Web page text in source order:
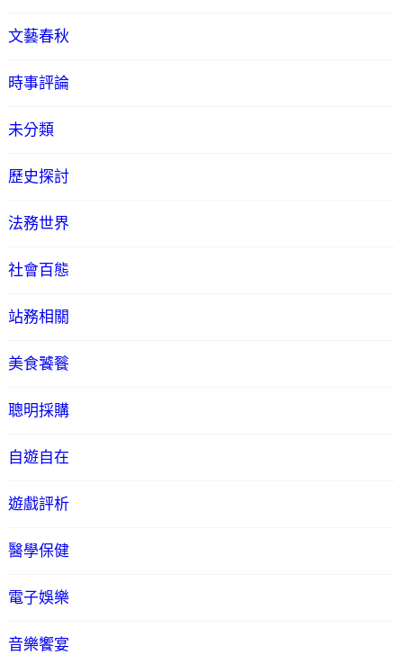
文藝春秋
時事評論
未分類
歷史探討
法務世界
社會百態
站務相關
美食饕餮
聰明採購
自遊自在
遊戲評析
醫學保健
電子娛樂
音樂饗宴